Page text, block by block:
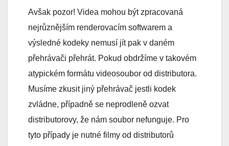
Avšak pozor! Videa mohou být zpracovaná
nejrůznějším renderovacím softwarem a
výsledné kodeky nemusí jít pak v daném
přehrávači přehrát. Pokud obdržíme v takovém
atypickém formátu videosoubor od distributora.
Musíme zkusit jiný přehrávač jestli kodek
zvládne, případně se neprodleně ozvat
distributorovy, že nám soubor nefunguje. Pro
tyto případy je nutné filmy od distributorů